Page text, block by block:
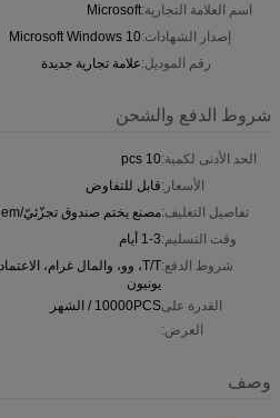
اسم العلامة التجارية:Microsoft
إصدار الشهادات:Microsoft Windows 10
رقم الموديل:علامة تجارية جديدة
شروط الدفع والشحن
الحد الأدنى لكمية:10 pcs
الأسعار:قابل للتفاوض
تفاصيل التغليف:مصنع يختم صندوق تجزّئيّ/oem
وقت التسليم:1-3 أيام
شروط الدفع:
يونيون
القدرة على
العرض:
10000PCS / الشهر
وصف